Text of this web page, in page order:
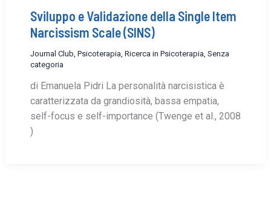
Sviluppo e Validazione della Single Item
Narcissism Scale (SINS)
Journal Club, Psicoterapia, Ricerca in Psicoterapia, Senza
categoria
di Emanuela Pidri La personalità narcisistica è
caratterizzata da grandiosità, bassa empatia,
self-focus e self-importance (Twenge et al., 2008
)